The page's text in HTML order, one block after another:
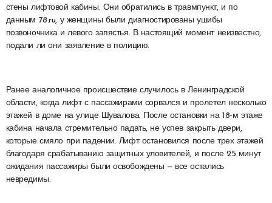
стены лифтовой кабины. Они обратились в травмпункт, и по
данным 78.ru, у женщины были диагностированы ушибы
позвоночника и левого запястья. В настоящий момент неизвестно,
подали ли они заявление в полицию.
Ранее аналогичное происшествие случилось в Ленинградской
области, когда лифт с пассажирами сорвался и пролетел несколько
этажей в доме на улице Шувалова. После остановки на 18-м этаже
кабина начала стремительно падать, не успев закрыть двери,
которые смяло при падении. Лифт остановился после трех этажей
благодаря срабатыванию защитных уловителей, и после 25 минут
ожидания пассажиры были освобождены — все остались
невредимы.